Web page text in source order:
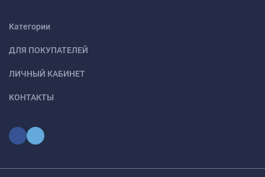
Категории
ДЛЯ ПОКУПАТЕЛЕЙ
ЛИЧНЫЙ КАБИНЕТ
КОНТАКТЫ